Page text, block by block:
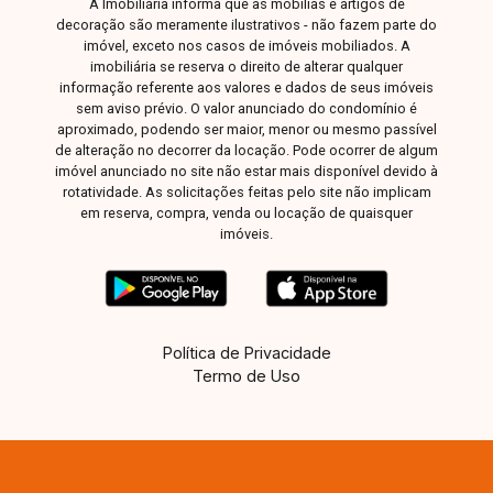
A Imobiliária informa que as mobílias e artigos de
decoração são meramente ilustrativos - não fazem parte do
imóvel, exceto nos casos de imóveis mobiliados. A
imobiliária se reserva o direito de alterar qualquer
informação referente aos valores e dados de seus imóveis
sem aviso prévio. O valor anunciado do condomínio é
aproximado, podendo ser maior, menor ou mesmo passível
de alteração no decorrer da locação. Pode ocorrer de algum
imóvel anunciado no site não estar mais disponível devido à
rotatividade. As solicitações feitas pelo site não implicam
em reserva, compra, venda ou locação de quaisquer
imóveis.
Política de Privacidade
Termo de Uso